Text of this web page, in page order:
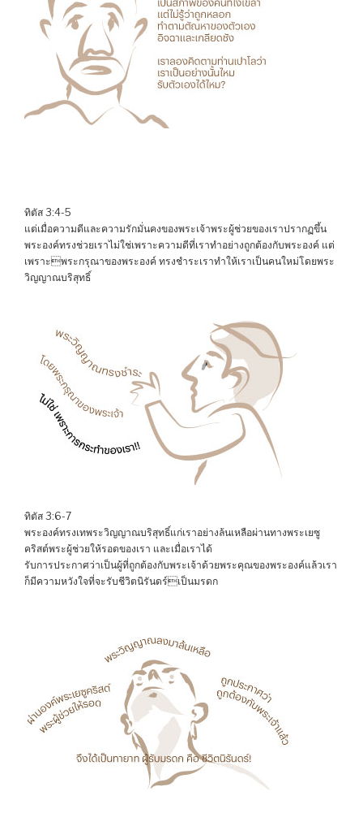
ทิตัส 3:4-5
แต่เมื่อความดีและความรักมั่นคงของพระเจ้าพระผู้ช่วยของเราปรากฏขึ้น
พระองค์ทรงช่วยเราไม่ใช่เพราะความดีที่เราทำอย่างถูกต้องกับพระองค์ แต่
เพราะพระกรุณาของพระองค์ ทรงชำระเราทำให้เราเป็นคนใหม่โดยพระ
วิญญาณบริสุทธิ์
ทิตัส 3:6-7
พระองค์ทรงเทพระวิญญาณบริสุทธิ์แก่เราอย่างล้นเหลือผ่านทางพระเยซู
คริสต์พระผู้ช่วยให้รอดของเรา และเมื่อเราได้
รับการประกาศว่าเป็นผู้ที่ถูกต้องกับพระเจ้าด้วยพระคุณของพระองค์แล้วเรา
ก็มีความหวังใจที่จะรับชีวิตนิรันดร์เป็นมรดก